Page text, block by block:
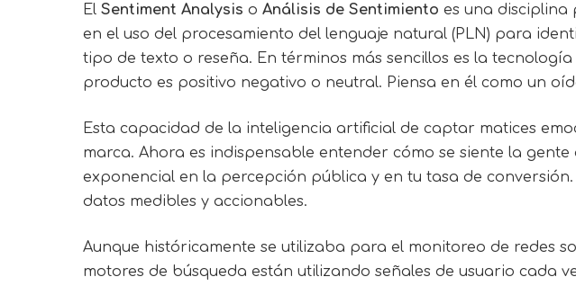
El Sentiment Analysis o Análisis de Sentimiento es una disciplina
en el uso del procesamiento del lenguaje natural (PLN) para
tipo de texto o reseña. En términos más sencillos es la
producto es positivo negativo o neutral. Piensa en él como un
Esta capacidad de la inteligencia artificial de captar matices
marca. Ahora es indispensable entender cómo se siente la
exponencial en la percepción pública y en tu tasa de conversión.
datos medibles y accionables.
Aunque históricamente se utilizaba para el monitoreo de redes
motores de búsqueda están utilizando señales de usuario cada